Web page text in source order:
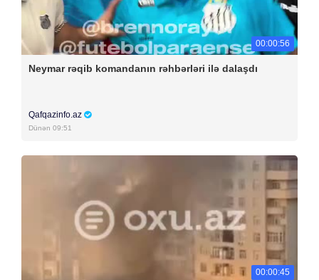
00:00:56
Neymar rəqib komandanın rəhbərləri ilə dalaşdı
Qafqazinfo.az
Dünən 09:51
00:00:45